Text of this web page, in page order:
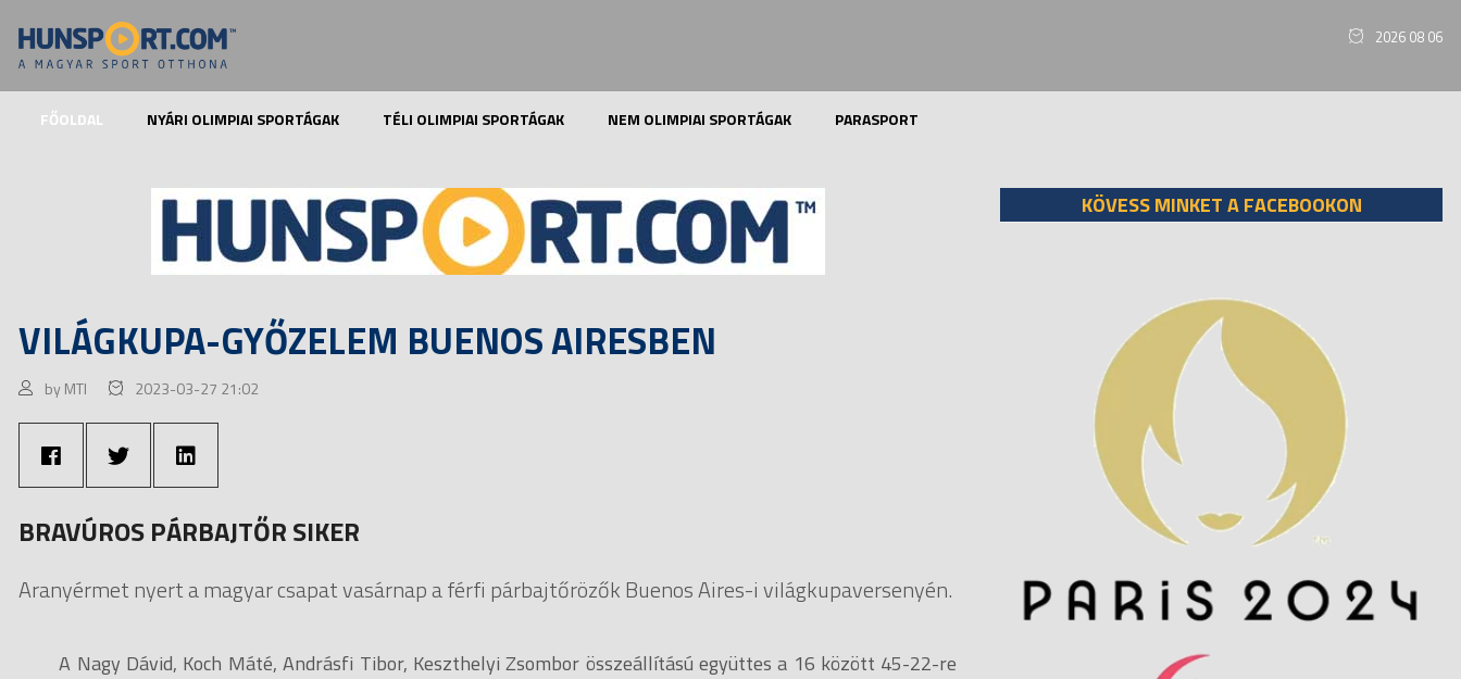
2026 08 06
FŐOLDAL NYÁRI OLIMPIAI SPORTÁGAK TÉLI OLIMPIAI SPORTÁGAK NEM OLIMPIAI SPORTÁGAK PARASPORT
VILÁGKUPA-GYŐZELEM BUENOS AIRESBEN
by MTI 2023-03-27 21:02
BRAVÚROS PÁRBAJTŐR SIKER
Aranyérmet nyert a magyar csapat vasárnap a férfi párbajtőrözők Buenos Aires-i világkupaversenyén.
A Nagy Dávid, Koch Máté, Andrásfi Tibor, Keszthelyi Zsombor összeállítású együttes a 16 között 45-22-re
KÖVESS MINKET A FACEBOOKON